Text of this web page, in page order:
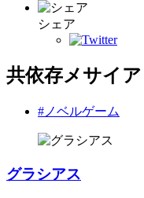
シェア
共依存メサイア
#ノベルゲーム
グラシアス